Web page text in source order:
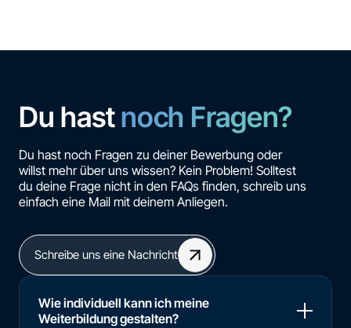
Du hastnoch Fragen?
Du hast noch Fragen zu deiner Bewerbung oder
willst mehr über uns wissen? Kein Problem! Solltest
du deine Frage nicht in den FAQs finden, schreib uns
einfach eine Mail mit deinem Anliegen.
Schreibe uns eine Nachricht
Wie individuell kann ich meine
Weiterbildung gestalten?